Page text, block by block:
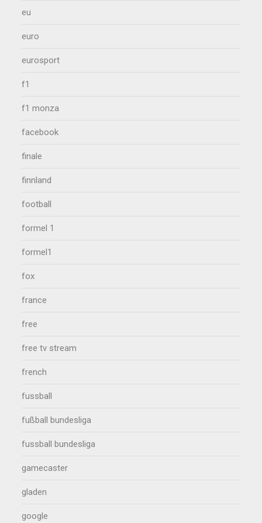
eu
euro
eurosport
f1
f1 monza
facebook
finale
finnland
football
formel 1
formel1
fox
france
free
free tv stream
french
fussball
fußball bundesliga
fussball bundesliga
gamecaster
gladen
google